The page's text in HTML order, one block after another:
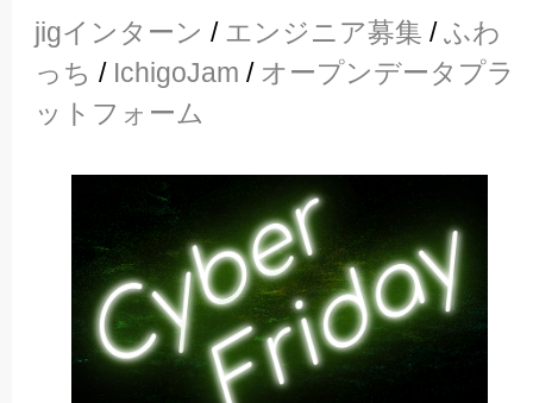
jigインターン / エンジニア募集 /ふわ
っち / IchigoJam / オープンデータプラ
ットフォーム